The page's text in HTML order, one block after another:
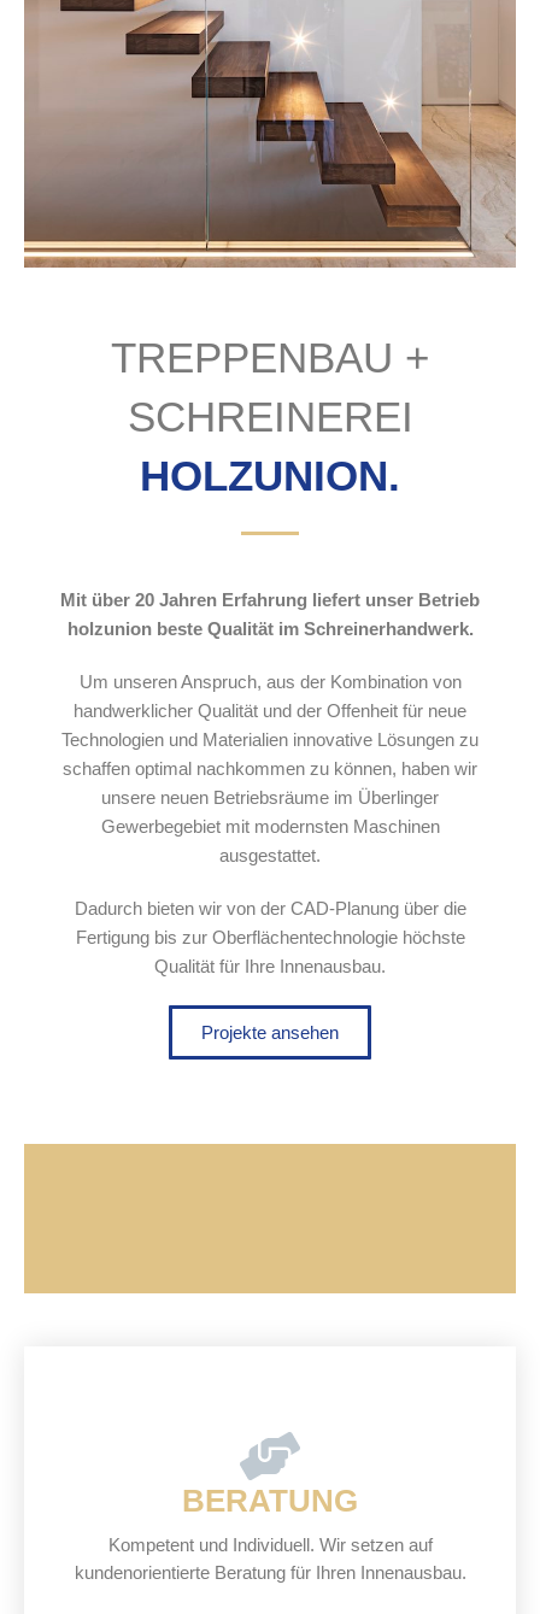
TREPPENBAU +
SCHREINEREI
HOLZUNION.
Mit über 20 Jahren Erfahrung liefert unser Betrieb
holzunion beste Qualität im Schreinerhandwerk.
Um unseren Anspruch, aus der Kombination von
handwerklicher Qualität und der Offenheit für neue
Technologien und Materialien innovative Lösungen zu
schaffen optimal nachkommen zu können, haben wir
unsere neuen Betriebsräume im Überlinger
Gewerbegebiet mit modernsten Maschinen
ausgestattet.
Dadurch bieten wir von der CAD-Planung über die
Fertigung bis zur Oberflächentechnologie höchste
Qualität für Ihre Innenausbau.
Projekte ansehen
BERATUNG
Kompetent und Individuell. Wir setzen auf
kundenorientierte Beratung für Ihren Innenausbau.